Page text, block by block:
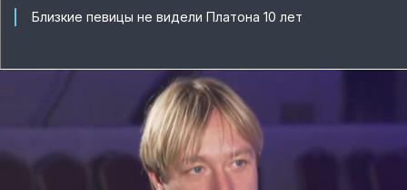
Близкие певицы не видели Платона 10 лет